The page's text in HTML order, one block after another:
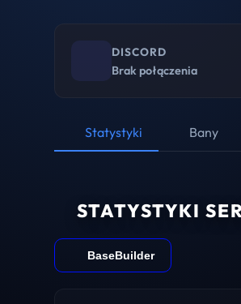
DISCORD
Brak połączenia
Statystyki Bany
STATYSTYKI
BaseBuilder